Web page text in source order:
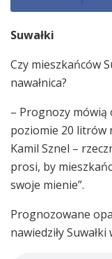
Suwałki
Czy mieszkańców
nawałnica?
– Prognozy mówią
poziomie 20 litrów
Kamil Sznel –
prosi, by
swoje mienie”.
Prognozowane
nawiedziły